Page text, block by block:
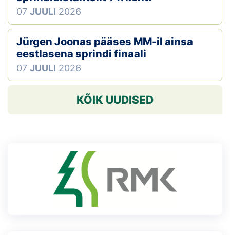
07 JUULI 2026
Jürgen Joonas pääses MM-il ainsa
eestlasena sprindi finaali
07 JUULI 2026
KÕIK UUDISED